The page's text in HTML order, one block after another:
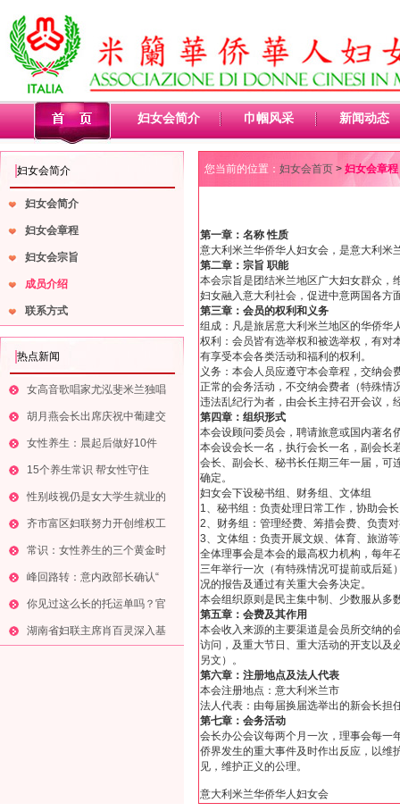
妇女会简介 巾帼风采 新闻动态
妇女会简介
妇女会简介
妇女会章程
妇女会宗旨
成员介绍
联系方式
热点新闻
女高音歌唱家尤泓斐米兰独唱
胡月燕会长出席庆祝中葡建交
女性养生：晨起后做好10件
15个养生常识 帮女性守住
性别歧视仍是女大学生就业的
齐市富区妇联努力开创维权工
常识：女性养生的三个黄金时
峰回路转：意内政部长确认“
你见过这么长的托运单吗？官
湖南省妇联主席肖百灵深入基
您当前的位置： 妇女会首页 > 妇女会章程
第一章：名称 性质
意大利米兰华侨华人妇女会，是意大利米
第二章：宗旨 职能
本会宗旨是团结米兰地区广大妇女群众，
妇女融入意大利社会，促进中意两国各方
第三章：会员的权利和义务
组成：凡是旅居意大利米兰地区的华侨华
权利：会员皆有选举权和被选举权，有对
有享受本会各类活动和福利的权利。
义务：本会人员应遵守本会章程，交纳
正常的会务活动，不交纳会费者（特殊情
违法乱纪行为者，由会长主持召开会议，
第四章：组织形式
本会设顾问委员会，聘请旅意或国内著名
本会设会长一名，执行会长一名，副会长
会长、副会长、秘书长任期三年一届，可
确定。
妇女会下设秘书组、财务组、文体组
1、秘书组：负责处理日常工作，协助会
2、财务组：管理经费、筹措会费、负责
3、文体组：负责开展文娱、体育、旅游
全体理事会是本会的最高权力机构，每年
三年举行一次（有特殊情况可提前或后延
况的报告及通过有关重大会务决定。
本会组织原则是民主集中制、少数服从多
第五章：会费及其作用
本会收入来源的主要渠道是会员所交纳的
访问，及重大节日、重大活动的开支以及
另文）。
第六章：注册地点及法人代表
本会注册地点：意大利米兰市
法人代表：由每届换届选举出的新会长担
第七章：会务活动
会长办公会议每两个月一次，理事会每一
侨界发生的重大事件及时作出反应，以维
见，维护正义的公理。
意大利米兰华侨华人妇女会